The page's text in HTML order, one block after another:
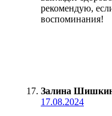
рекомендую,
воспоминания!
Залина
17.08.2024